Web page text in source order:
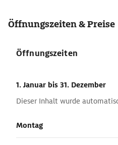
Öffnungszeiten & Preise
Öffnungszeiten
1. Januar bis 31. Dezember
Dieser Inhalt wurde
Montag